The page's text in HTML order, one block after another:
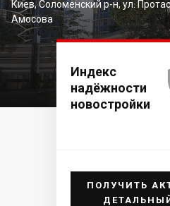
Киев, Соломенский р-н, ул.
Амосова
Индекс
надёжности
новостройки
ПОЛУЧИТЬ